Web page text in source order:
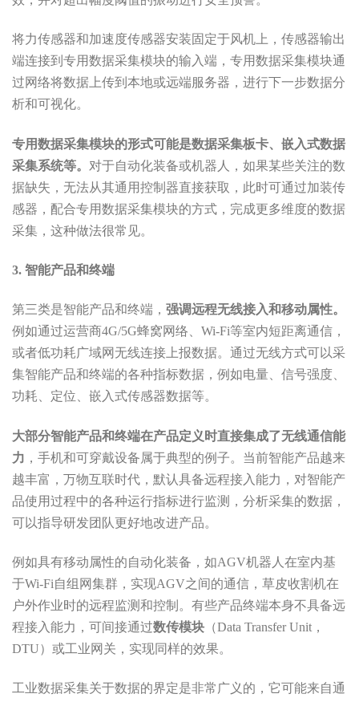
将力传感器和加速度传感器安装固定于风机上，传感器输出
端连接到专用数据采集模块的输入端，专用数据采集模块通
过网络将数据上传到本地或远端服务器，进行下一步数据分
析和可视化。
专用数据采集模块的形式可能是数据采集板卡、嵌入式数据
采集系统等。 对于自动化装备或机器人，如果某些关注的数
据缺失，无法从其通用控制器直接获取，此时可通过加装传
感器，配合专用数据采集模块的方式，完成更多维度的数据
采集，这种做法很常见。
3. 智能产品和终端
第三类是智能产品和终端， 强调远程无线接入和移动属性。
例如通过运营商4G/5G蜂窝网络、Wi-Fi等室内短距离通信，
或者低功耗广域网无线连接上报数据。通过无线方式可以采
集智能产品和终端的各种指标数据，例如电量、信号强度、
功耗、定位、嵌入式传感器数据等。
大部分智能产品和终端在产品定义时直接集成了无线通信能
力 ，手机和可穿戴设备属于典型的例子。当前智能产品越来
越丰富，万物互联时代，默认具备远程接入能力，对智能产
品使用过程中的各种运行指标进行监测，分析采集的数据，
可以指导研发团队更好地改进产品。
例如具有移动属性的自动化装备，如AGV机器人在室内基
于Wi-Fi自组网集群，实现AGV之间的通信，草皮收割机在
户外作业时的远程监测和控制。有些产品终端本身不具备远
程接入能力，可间接通过数传模块 （Data Transfer Unit，
DTU）或工业网关，实现同样的效果。
工业数据采集关于数据的界定是非常广义的，它可能来自通